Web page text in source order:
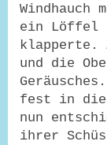
ein Löffel
klapperte.
und die
fest in die
nun
ihrer